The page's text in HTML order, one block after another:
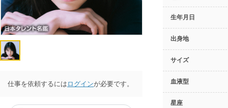
仕事を依頼するには ログインが必要です。
生年月日
出身地
サイズ
血液型
星座